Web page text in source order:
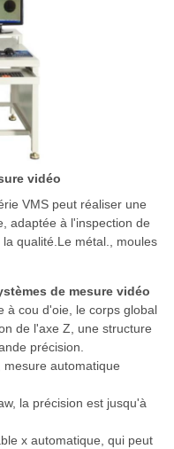
vidéo
VMS peut réaliser une
adaptée à l'inspection de
qualité.Le métal., moules
de mesure vidéo
à cou d'oie, le corps global
de l'axe Z, une structure
précision.
automatique
la précision est jusqu'à
x automatique, qui peut